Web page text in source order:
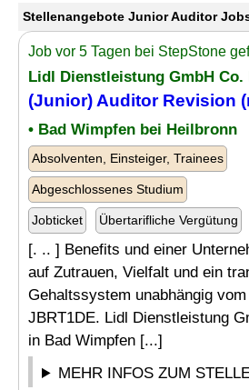
Stellenangebote Junior Auditor
Job vor 5 Tagen bei StepStone
Lidl Dienstleistung GmbH Co.
(Junior) AuditorRevision
• Bad Wimpfen bei Heilbronn
Absolventen, Einsteiger, Trainees
Abgeschlossenes Studium
Jobticket Übertarifliche Vergütung
[. .. ] Benefits und einer
auf Zutrauen, Vielfalt und ein
Gehaltssystem unabhängig
JBRT1DE. Lidl Dienstleistung
in Bad Wimpfen [...]
MEHR INFOS ZUM